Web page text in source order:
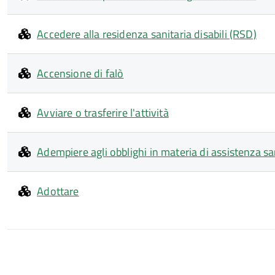
Accedere alla residenza sanitaria disabili (RSD)
Accensione di falò
Avviare o trasferire l'attività
Adempiere agli obblighi in materia di assistenza
Adottare